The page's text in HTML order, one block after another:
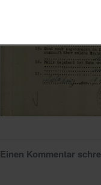
Einen Kommentar